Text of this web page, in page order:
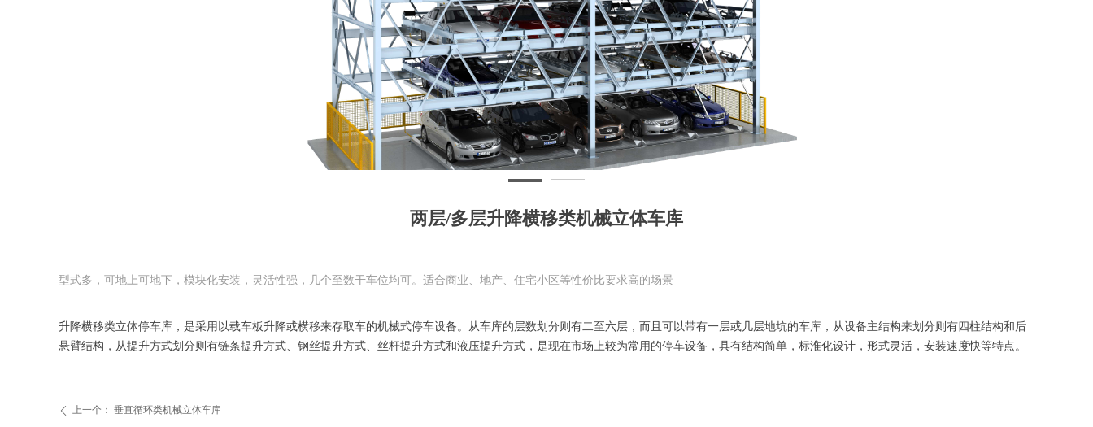
两层/多层升降横移类机械立体车库
型式多，可地上可地下，模块化安装，灵活性强，几个至数干车位均可。适合商业、地产、住宅小区等性价比要求高的场景
ꄴ 上一个： 垂直循环类机械立体车库
升降横移类立体停车库，是采用以载车板升降或横移来存取车的机械式停车设备。从车库的层数划分则有二至六层，而且可以带有一层或几层地坑的车库，从设备主结构来划分则有四柱结构和后
悬臂结构，从提升方式划分则有链条提升方式、钢丝提升方式、丝杆提升方式和液压提升方式，是现在市场上较为常用的停车设备，具有结构简单，标淮化设计，形式灵活，安装速度快等特点。